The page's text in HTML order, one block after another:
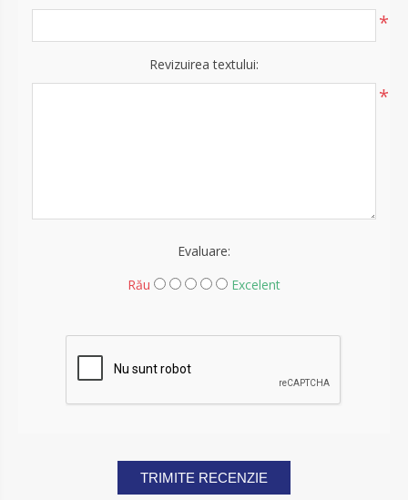
*
Revizuirea textului:
*
Evaluare:
Rău
Excelent
TRIMITE RECENZIE